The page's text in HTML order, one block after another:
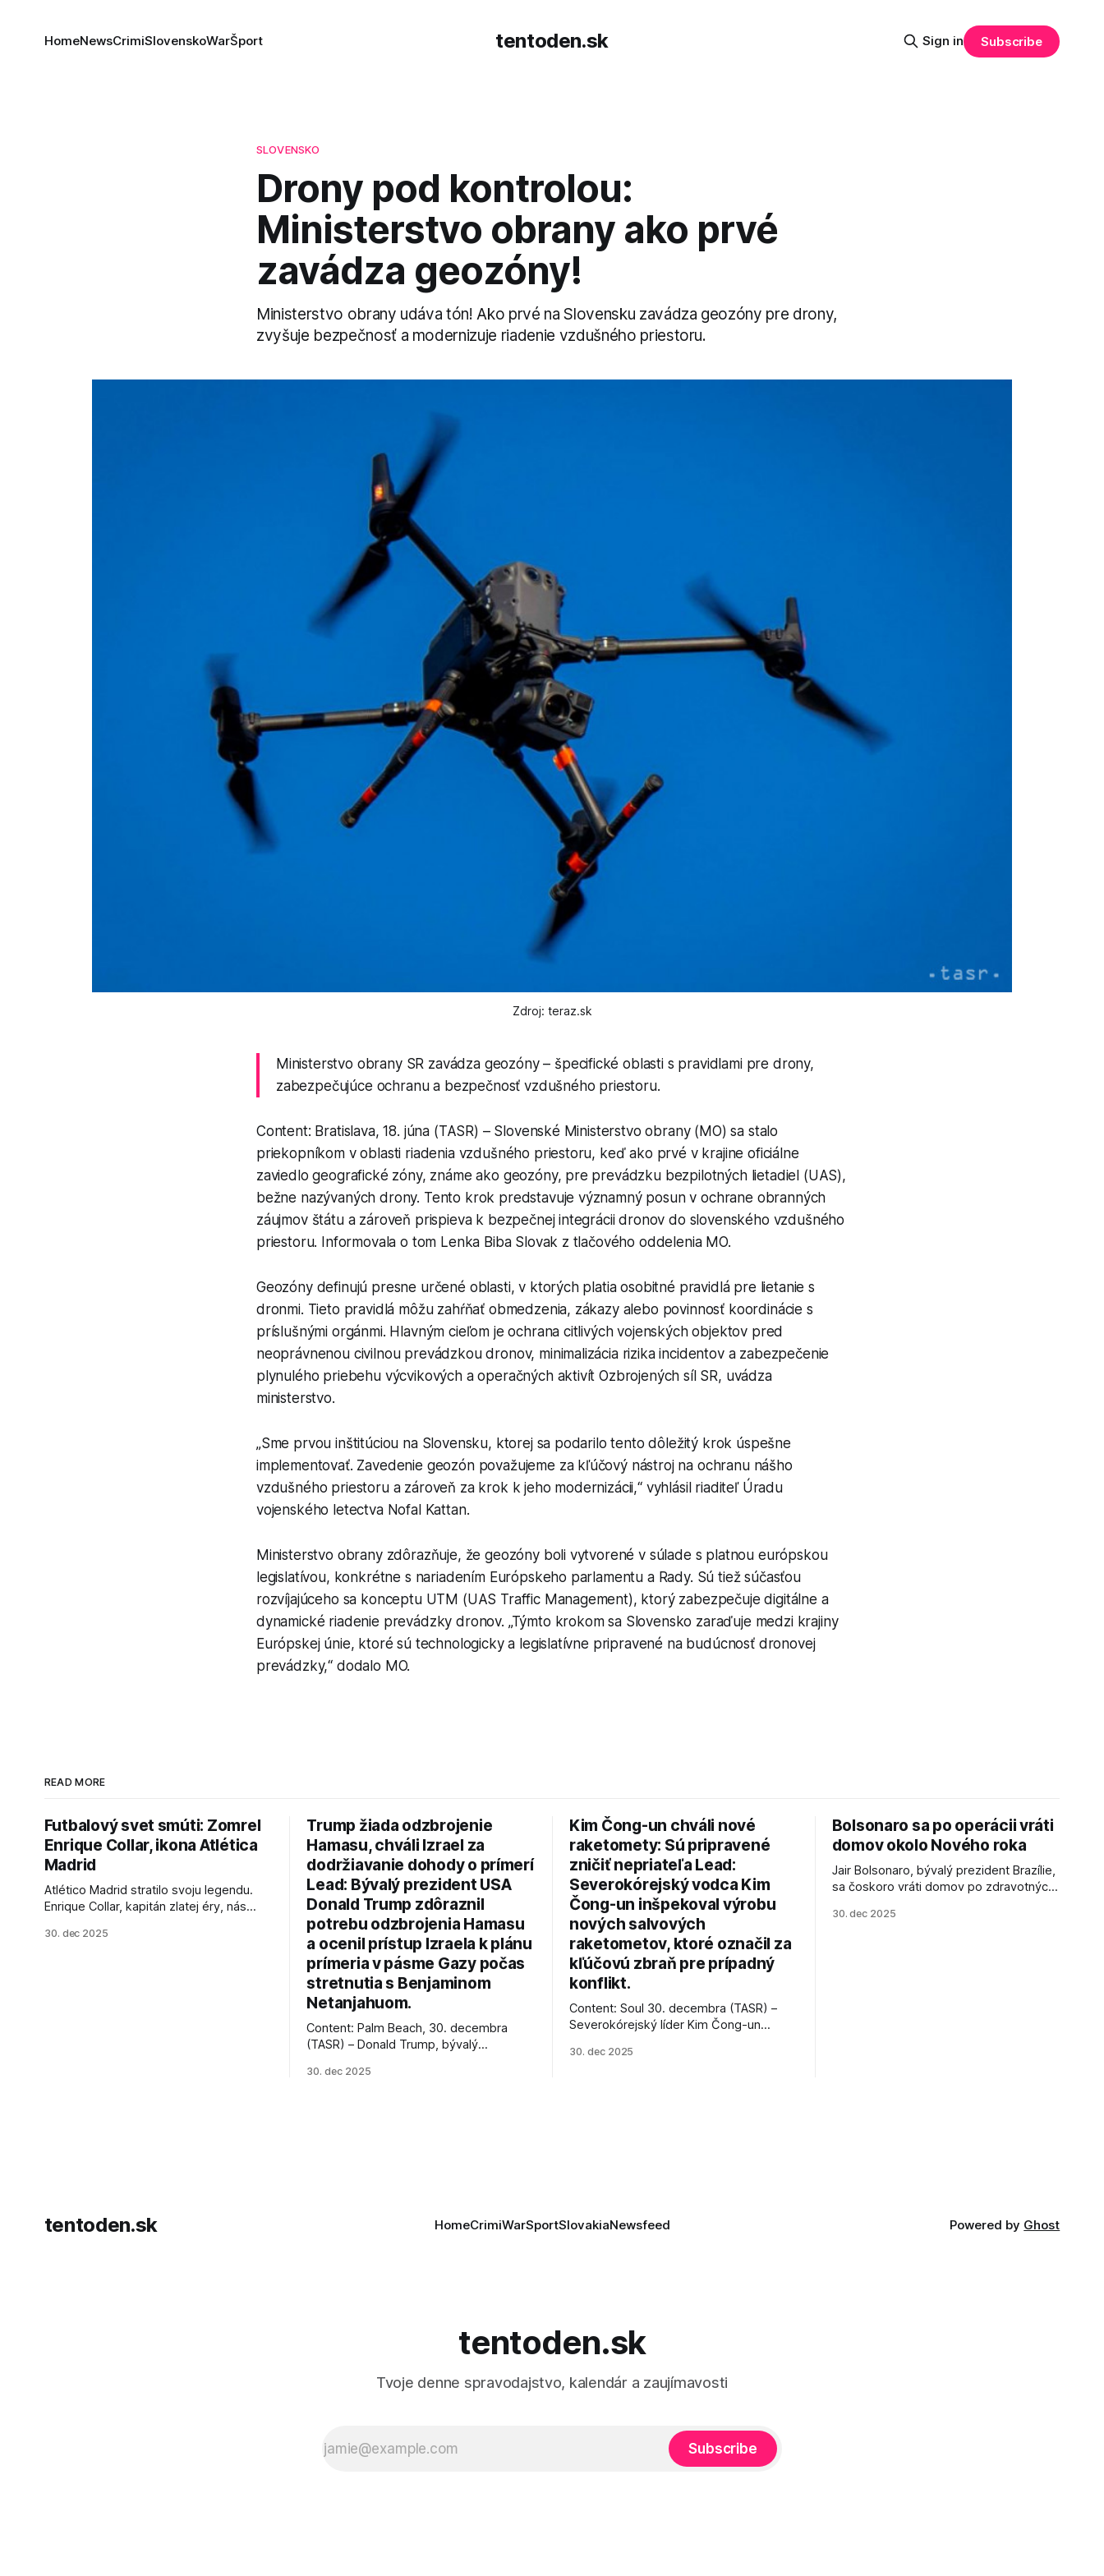
tentoden.sk
HomeNewsCrimiSlovenskoWarŠport Sign in Subscribe
SLOVENSKO
Drony pod kontrolou:
Ministerstvo obrany ako prvé
zavádza geozóny!
Ministerstvo obrany udáva tón! Ako prvé na Slovensku zavádza geozóny pre drony,
zvyšuje bezpečnosť a modernizuje riadenie vzdušného priestoru.
Zdroj: teraz.sk
Ministerstvo obrany SR zavádza geozóny – špecifické oblasti s pravidlami pre drony,
zabezpečujúce ochranu a bezpečnosť vzdušného priestoru.
Content: Bratislava, 18. júna (TASR) – Slovenské Ministerstvo obrany (MO) sa stalo
priekopníkom v oblasti riadenia vzdušného priestoru, keď ako prvé v krajine oficiálne
zaviedlo geografické zóny, známe ako geozóny, pre prevádzku bezpilotných lietadiel (UAS),
bežne nazývaných drony. Tento krok predstavuje významný posun v ochrane obranných
záujmov štátu a zároveň prispieva k bezpečnej integrácii dronov do slovenského vzdušného
priestoru. Informovala o tom Lenka Biba Slovak z tlačového oddelenia MO.
Geozóny definujú presne určené oblasti, v ktorých platia osobitné pravidlá pre lietanie s
dronmi. Tieto pravidlá môžu zahŕňať obmedzenia, zákazy alebo povinnosť koordinácie s
príslušnými orgánmi. Hlavným cieľom je ochrana citlivých vojenských objektov pred
neoprávnenou civilnou prevádzkou dronov, minimalizácia rizika incidentov a zabezpečenie
plynulého priebehu výcvikových a operačných aktivít Ozbrojených síl SR, uvádza
ministerstvo.
„Sme prvou inštitúciou na Slovensku, ktorej sa podarilo tento dôležitý krok úspešne
implementovať. Zavedenie geozón považujeme za kľúčový nástroj na ochranu nášho
vzdušného priestoru a zároveň za krok k jeho modernizácii,“ vyhlásil riaditeľ Úradu
vojenského letectva Nofal Kattan.
Ministerstvo obrany zdôrazňuje, že geozóny boli vytvorené v súlade s platnou európskou
legislatívou, konkrétne s nariadením Európskeho parlamentu a Rady. Sú tiež súčasťou
rozvíjajúceho sa konceptu UTM (UAS Traffic Management), ktorý zabezpečuje digitálne a
dynamické riadenie prevádzky dronov. „Týmto krokom sa Slovensko zaraďuje medzi krajiny
Európskej únie, ktoré sú technologicky a legislatívne pripravené na budúcnosť dronovej
prevádzky,“ dodalo MO.
READ MORE
Futbalový svet smúti: Zomrel
Enrique Collar, ikona Atlética
Madrid
Atlético Madrid stratilo svoju legendu.
Enrique Collar, kapitán zlatej éry, nás
jeho úspechy a odkaz.
30. dec 2025
Trump žiada odzbrojenie
Hamasu, chváli Izrael za
dodržiavanie dohody o prímerí
Lead: Bývalý prezident USA
Donald Trump zdôraznil
potrebu odzbrojenia Hamasu
a ocenil prístup Izraela k plánu
prímeria v pásme Gazy počas
stretnutia s Benjaminom
Netanjahuom.
Content: Palm Beach, 30. decembra
(TASR) – Donald Trump, bývalý
vyhlásil, že odzbrojenie palestínskeho
30. dec 2025
Kim Čong-un chváli nové
raketomety: Sú pripravené
zničiť nepriateľa Lead:
Severokórejský vodca Kim
Čong-un inšpekoval výrobu
nových salvových
raketometov, ktoré označil za
kľúčovú zbraň pre prípadný
konflikt.
Content: Soul 30. decembra (TASR) –
Severokórejský líder Kim Čong-un
najnovšie salvové raketomety a nešetril
30. dec 2025
Bolsonaro sa po operácii vráti
domov okolo Nového roka
Jair Bolsonaro, bývalý prezident Brazílie,
sa čoskoro vráti domov po zdravotných
30. dec 2025
tentoden.sk HomeCrimiWarSportSlovakiaNewsfeed Powered by Ghost
tentoden.sk
Tvoje denne spravodajstvo, kalendár a zaujímavosti
Subscribe